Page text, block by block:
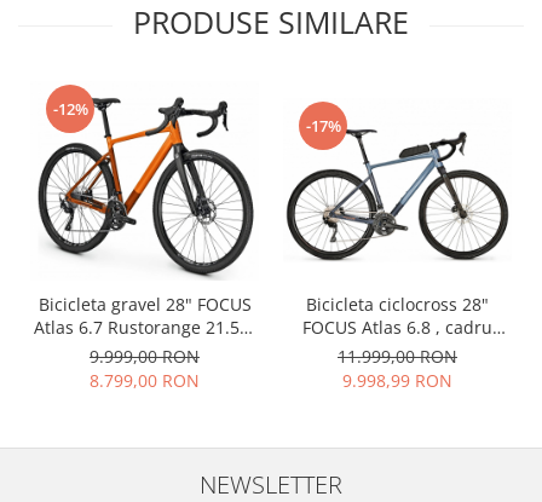
PRODUSE SIMILARE
-12%
Bicicleta gravel 28" FOCUS
Atlas 6.7 Rustorange 21.5" ,
cadru aluminiu, manete
ergopower, frane
hidraulice, 20 viteze,
9.999,00 RON
8.799,00 RON
-17%
Bicicleta ciclocross 28"
FOCUS Atlas 6.8 , cadru
aluminiu 20", manete
ergopower, frane
hidraulice, 22 viteze,
11.999,00 RON
9.998,99 RON
NEWSLETTER